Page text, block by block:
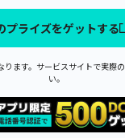
プライズをゲットする
ます。サービスサイトで実際
い。